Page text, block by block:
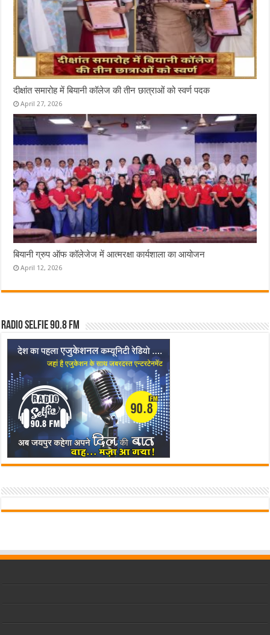
दीक्षांत समारोह में बियानी कॉलेज की तीन छात्राओं को स्वर्ण पदक
April 27, 2026
बियानी ग्रुप ऑफ कॉलेजेज में आत्मरक्षा कार्यशाला का आयोजन
April 12, 2026
Radio Selfie 90.8 FM